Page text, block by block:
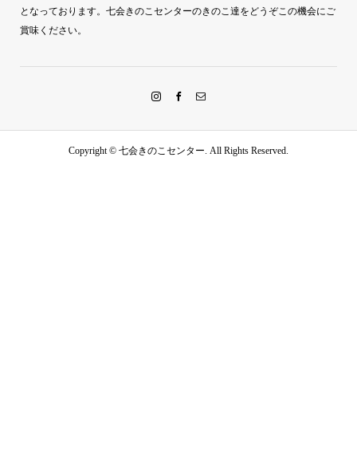
となっております。七会きのこセンターのきのこ達をどうぞこの機会にご
賞味ください。
Copyright © 七会きのこセンター. All Rights Reserved.